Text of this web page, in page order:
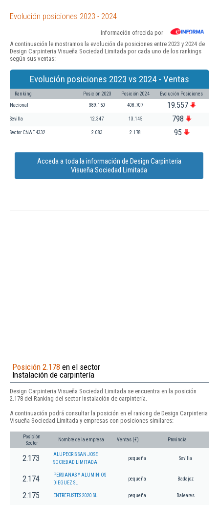
Evolución posiciones 2023 - 2024
Información ofrecida por
A continuación le mostramos la evolución de posiciones entre 2023 y 2024 de
Design Carpinteria Visueña Sociedad Limitada por cada uno de los rankings
según sus ventas:
Evolución posiciones 2023 vs 2024 - Ventas
Ranking Posición 2023 Posición 2024 Evolución Posiciones
Nacional 389.150 408.707 19.557
Sevilla 12.347 13.145 798
Sector CNAE 4332 2.083 2.178 95
Acceda a toda la información de Design Carpinteria
Visueña Sociedad Limitada
Posición 2.178 en el sector
Instalación de carpintería
Design Carpinteria Visueña Sociedad Limitada se encuentra en la posición
2.178 del Ranking del sector Instalación de carpintería.
A continuación podrá consultar la posición en el ranking de Design Carpinteria
Visueña Sociedad Limitada y empresas con posiciones similares:
Posición
Sector
Nombre de la empresa Ventas (€) Provincia
2.173
ALUPECRIS SAN JOSE
SOCIEDAD LIMITADA
pequeña Sevilla
2.174
PERSIANAS Y ALUMINIOS
DIEGUEZ SL
pequeña Badajoz
2.175 ENTREFUSTES 2020 SL. pequeña Baleares